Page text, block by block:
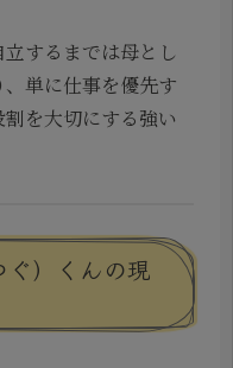
するまでは母とし
単に仕事を優先す
を大切にする強い
）くんの現